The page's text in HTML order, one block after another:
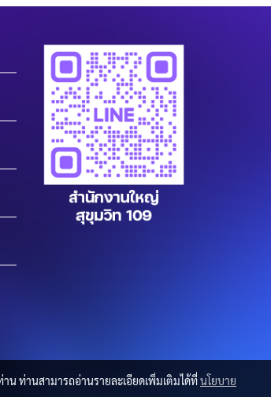
น ท่านสามารถอ่านรายละเอียดเพิ่มเติมได้ที่นโยบาย